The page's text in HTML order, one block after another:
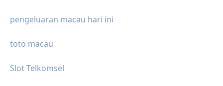
pengeluaran macau hari ini
toto macau
Slot Telkomsel